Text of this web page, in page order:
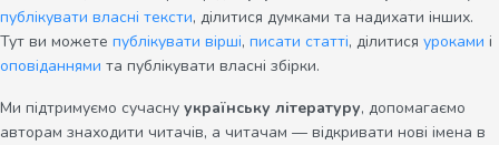
публікувати власні тексти, ділитися думками та надихати інших.
Тут ви можете публікувати вірші, писати статті, ділитися уроками і
оповіданнями та публікувати власні збірки.
Ми підтримуємо сучасну українську літературу, допомагаємо
авторам знаходити читачів, а читачам — відкривати нові імена в